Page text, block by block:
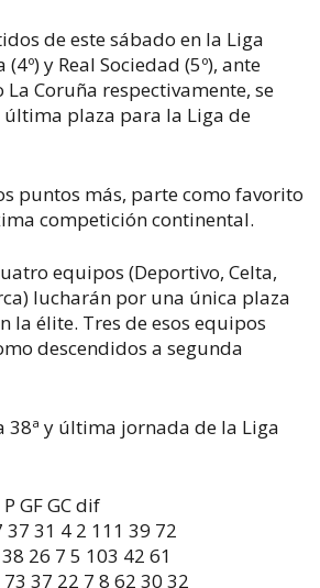
de este sábado en la Liga
y Real Sociedad (5º), ante
Coruña respectivamente, se
plaza para la Liga de
puntos más, parte como favorito
competición continental.
equipos (Deportivo, Celta,
lucharán por una única plaza
la élite. Tres de esos equipos
descendidos a segunda
38ª y última jornada de la Liga
GF GC dif
37 31 4 2 111 39 72
26 7 5 103 42 61
37 22 7 8 62 30 32